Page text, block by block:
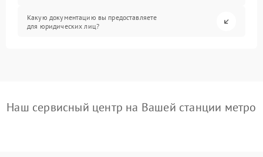
Какую документацию вы предоставляете
для юридических лиц?
Наш сервисный центр на Вашей станции метро